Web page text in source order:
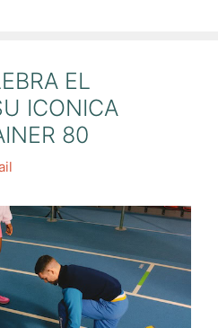
EL
ICONICA
80